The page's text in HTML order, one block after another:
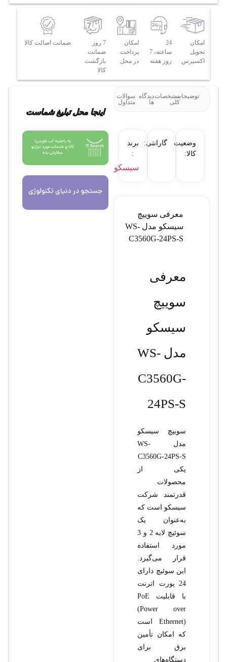
امکان
تحویل
اکسپرس
24
ساعته، 7
روز هفته
امکان
پرداخت
در محل
7 روز
ضمانت
بازگشت
کالا
ضمانت اصالت کالا
توضیحاتمشخصات
کلی
دیدگاه
ها
سوالات
متداول
وضعیت
کالا:
گارانتی:
برند
:
سیسکو
معرفی سوييچ
سيسکو مدل WS-
C3560G-24PS-S
معرفی
سوييچ
سيسکو
مدل WS-
C3560G-
24PS-S
سوييچ سيسکو
مدل WS-
C3560G-24PS-S
یکی از
محصولات
قدرتمند شرکت
سیسکو است که
به‌عنوان یک
سوئیچ لایه 2 و 3
مورد استفاده
قرار می‌گیرد.
این سوئیچ دارای
24 پورت اترنت
با قابلیت PoE
(Power over
Ethernet) است
که امکان تأمین
برق برای
دستگاه‌های
اینجا محل تبلیغ شماست